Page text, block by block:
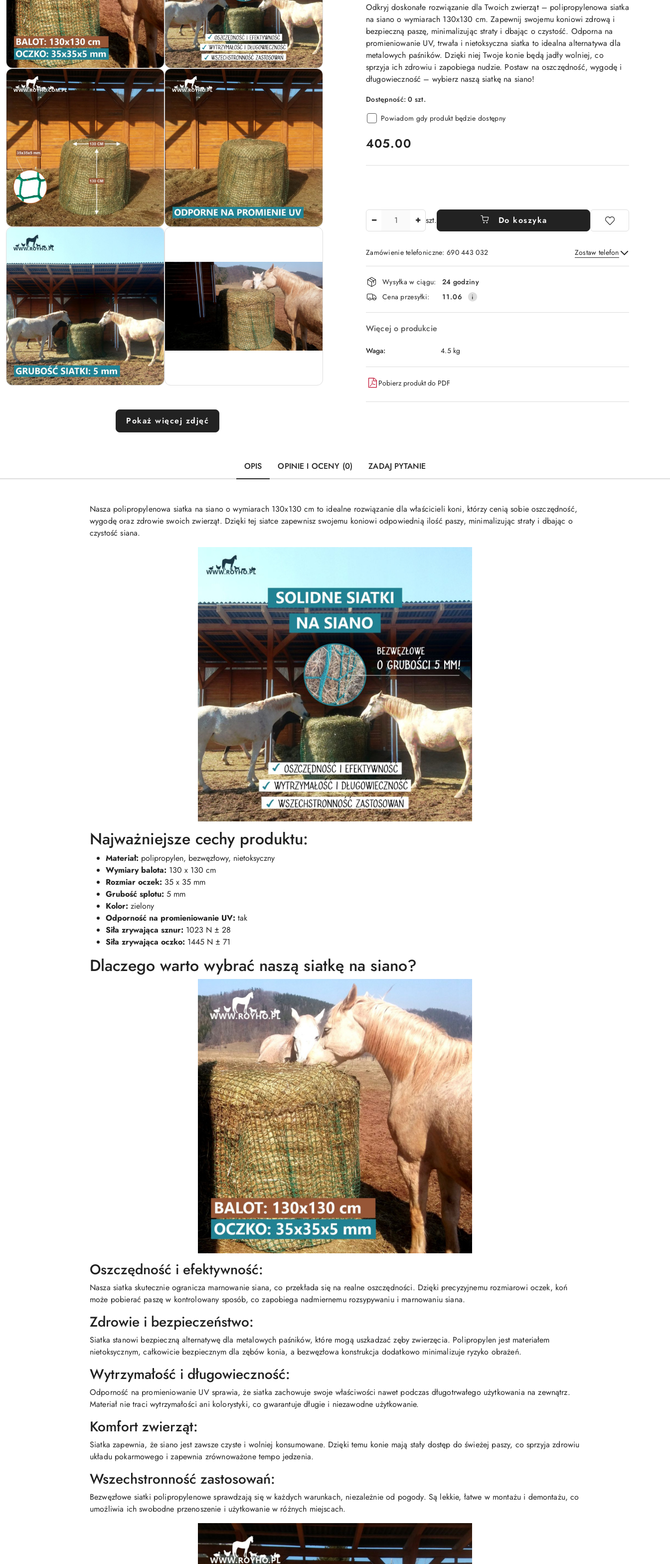
Pokaż więcej zdjęć
Odkryj doskonałe rozwiązanie dla Twoich zwierząt – polipropylenowa siatka
na siano o wymiarach 130x130 cm. Zapewnij swojemu koniowi zdrową i
bezpieczną paszę, minimalizując straty i dbając o czystość. Odporna na
promieniowanie UV, trwała i nietoksyczna siatka to idealna alternatywa dla
metalowych paśników. Dzięki niej Twoje konie będą jadły wolniej, co
sprzyja ich zdrowiu i zapobiega nudzie. Postaw na oszczędność, wygodę i
długowieczność – wybierz naszą siatkę na siano!
Dostępność:0 szt.
Powiadom gdy produkt będzie dostępny
cena:
405.00
szt. Do koszyka
Zamówienie telefoniczne: 690 443 032 Zostaw telefon
Wyślij
Dostępność
i
dostawa
Wysyłka w ciągu:
24 godziny
Cena przesyłki:
11.06
Więcej o produkcie
Waga: 4.5 kg
Pobierz produkt do PDF
OPIS OPINIE I OCENY (0) ZADAJ PYTANIE
Nasza polipropylenowa siatka na siano o wymiarach 130x130 cm to idealne rozwiązanie dla właścicieli koni, którzy cenią sobie oszczędność,
wygodę oraz zdrowie swoich zwierząt. Dzięki tej siatce zapewnisz swojemu koniowi odpowiednią ilość paszy, minimalizując straty i dbając o
czystość siana.
Najważniejsze cechy produktu:
Materiał: polipropylen, bezwęzłowy, nietoksyczny
Wymiary balota: 130 x 130 cm
Rozmiar oczek: 35 x 35 mm
Grubość splotu: 5 mm
Kolor: zielony
Odporność na promieniowanie UV: tak
Siła zrywająca sznur: 1023 N ± 28
Siła zrywająca oczko: 1445 N ± 71
Dlaczego warto wybrać naszą siatkę na siano?
Oszczędność i efektywność:
Nasza siatka skutecznie ogranicza marnowanie siana, co przekłada się na realne oszczędności. Dzięki precyzyjnemu rozmiarowi oczek, koń
może pobierać paszę w kontrolowany sposób, co zapobiega nadmiernemu rozsypywaniu i marnowaniu siana.
Zdrowie i bezpieczeństwo:
Siatka stanowi bezpieczną alternatywę dla metalowych paśników, które mogą uszkadzać zęby zwierzęcia. Polipropylen jest materiałem
nietoksycznym, całkowicie bezpiecznym dla zębów konia, a bezwęzłowa konstrukcja dodatkowo minimalizuje ryzyko obrażeń.
Wytrzymałość i długowieczność:
Odporność na promieniowanie UV sprawia, że siatka zachowuje swoje właściwości nawet podczas długotrwałego użytkowania na zewnątrz.
Materiał nie traci wytrzymałości ani kolorystyki, co gwarantuje długie i niezawodne użytkowanie.
Komfort zwierząt:
Siatka zapewnia, że siano jest zawsze czyste i wolniej konsumowane. Dzięki temu konie mają stały dostęp do świeżej paszy, co sprzyja zdrowiu
układu pokarmowego i zapewnia zrównoważone tempo jedzenia.
Wszechstronność zastosowań:
Bezwęzłowe siatki polipropylenowe sprawdzają się w każdych warunkach, niezależnie od pogody. Są lekkie, łatwe w montażu i demontażu, co
umożliwia ich swobodne przenoszenie i użytkowanie w różnych miejscach.